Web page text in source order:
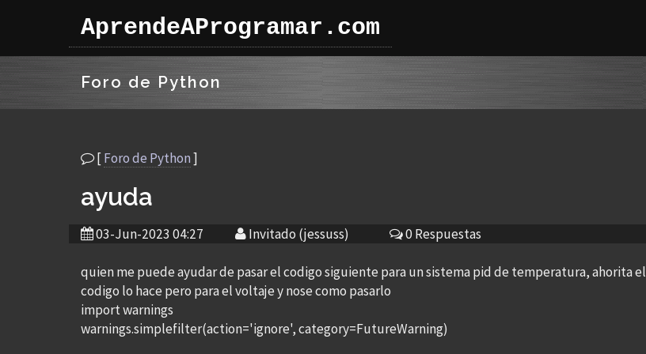
AprendeAProgramar.com
Foro de Python
[Foro de Python]
ayuda
03-Jun-2023 04:27 Invitado (jessuss) 0 Respuestas
quien me puede ayudar de pasar el codigo siguiente para un sistema pid de temperatura, ahorita el
codigo lo hace pero para el voltaje y nose como pasarlo
import warnings
warnings.simplefilter(action='ignore', category=FutureWarning)